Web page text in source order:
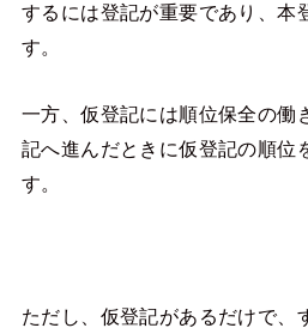
するには登記が重要であり、本
す。
一方、仮登記には順位保全の働
記へ進んだときに仮登記の順位
す。
ただし、仮登記があるだけで、